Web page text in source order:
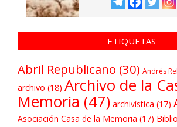
ETIQUETAS
Abril Republicano (30) Andrés
archivo (18) Archivo de la
Memoria (47) archivística (17)
Asociación Casa de la Memoria (17)